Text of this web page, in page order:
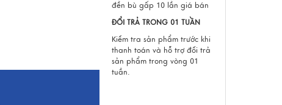
đền bù gấp 10 lần giá bán
ĐỔI TRẢ TRONG 01 TUẦN
Kiểm tra sản phẩm trước khi
thanh toán và hỗ trợ đổi trả
sản phẩm trong vòng 01
tuần.